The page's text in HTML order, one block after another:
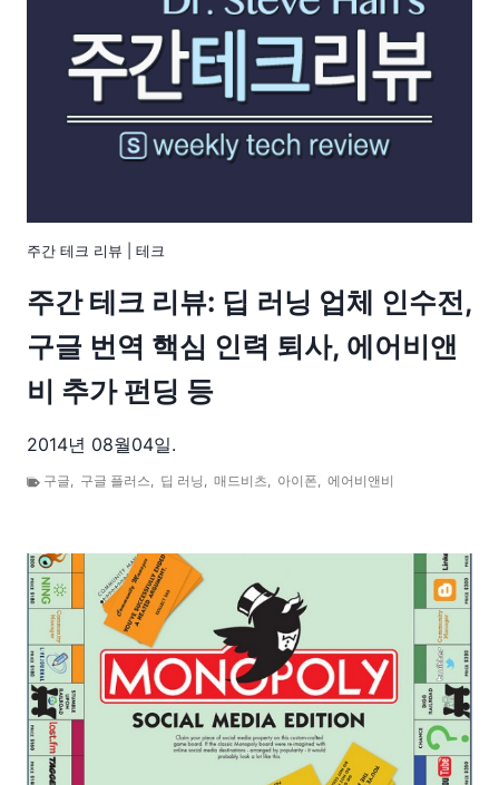
주간 테크 리뷰 테크
주간 테크 리뷰: 딥 러닝 업체 인수전,
구글 번역 핵심 인력 퇴사, 에어비앤
비 추가 펀딩 등
2014년 08월04일.
구글, 구글 플러스, 딥 러닝 , 매드비츠, 아이폰, 에어비앤비